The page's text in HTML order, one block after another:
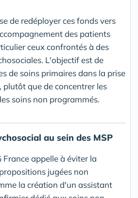
de redéployer ces fonds vers
des patients
ceux confrontés à des
L'objectif est de
de soins primaires dans la prise
plutôt que de concentrer les
soins non programmés.
au sein des MSP
France appelle à éviter la
jugées non
la création d'un assistant